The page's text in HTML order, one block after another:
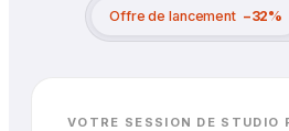
Offre de lancement −32%
VOTRE SESSION DE STUDIO